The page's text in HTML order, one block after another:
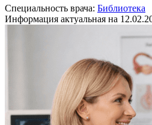
Специальность врача: Библиотека
Информация актуальная на